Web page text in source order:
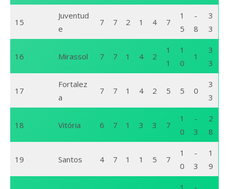
15
Juventud
e
7 7 2 1 4 7
1
5
-
8
3
3
16 Mirassol 7 7 1 4 2
1
1
1
0
1
3
3
17
Fortalez
a
7 7 1 4 2 5 5 0
3
3
18 Vitória 6 7 1 3 3 7
1
0
-
3
2
8
19 Santos 4 7 1 1 5 7
1
0
-
3
1
9
1
-